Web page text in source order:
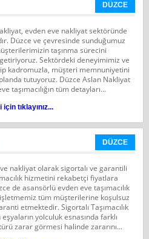
DÜZCE
evden eve nakliyat sektöründe
Düzce ve çevresinde sunduğumuz
taşınma sürecini
Sektördeki deneyimimiz ve
kadromuzla, müşteri memnuniyetini
tutuyoruz. Düzce Aslan Nakliyat
taşımacılığın tüm detayları...
tıklayınız...
DÜZCE
nakliyat olarak sigortalı ve garantili
hizmetini rekabetçi fiyatlara
de asansörlü evden eve taşımacılık
tüm müşterilerine koşulsuz
etmektedir. Sigortalı Taşımacılık
yolculuk esnasında farklı
zarar görmesi halinde zararını...